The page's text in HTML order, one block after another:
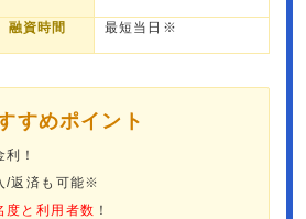
融資時間 最短当日※
すめポイント
利！
/返済も可能※
度と利用者数 ！